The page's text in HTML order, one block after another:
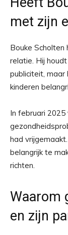
met zijn
Bouke
relatie. Hij
publiciteit,
kinderen
In februari
had
belangrijk te
richten.
Waarom
en zijn